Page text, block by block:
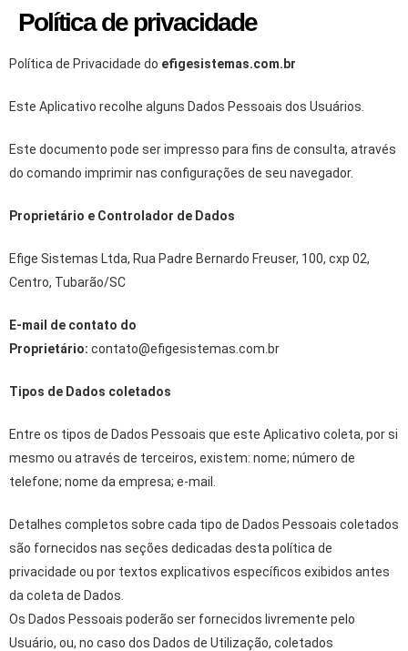
Política de privacidade
Política de Privacidade do efigesistemas.com.br
Este Aplicativo recolhe alguns Dados Pessoais dos Usuários.
Este documento pode ser impresso para fins de consulta, através
do comando imprimir nas configurações de seu navegador.
Proprietário e Controlador de Dados
Efige Sistemas Ltda, Rua Padre Bernardo Freuser, 100, cxp 02,
Centro, Tubarão/SC
E-mail de contato do
Proprietário: contato@efigesistemas.com.br
Tipos de Dados coletados
Entre os tipos de Dados Pessoais que este Aplicativo coleta, por si
mesmo ou através de terceiros, existem: nome; número de
telefone; nome da empresa; e-mail.
Detalhes completos sobre cada tipo de Dados Pessoais coletados
são fornecidos nas seções dedicadas desta política de
privacidade ou por textos explicativos específicos exibidos antes
da coleta de Dados.
Os Dados Pessoais poderão ser fornecidos livremente pelo
Usuário, ou, no caso dos Dados de Utilização, coletados